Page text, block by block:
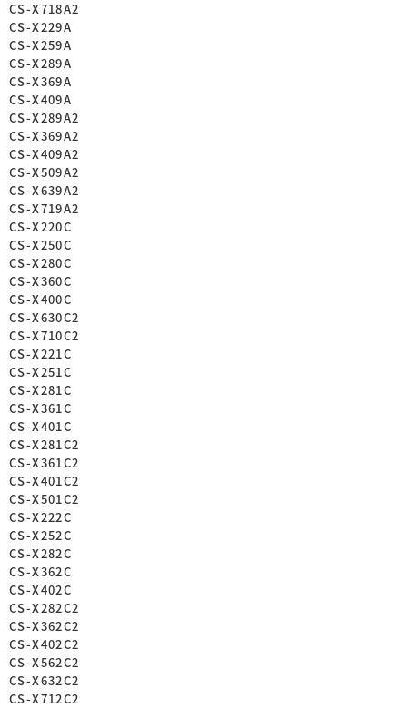
CS-X718A2
CS-X229A
CS-X259A
CS-X289A
CS-X369A
CS-X409A
CS-X289A2
CS-X369A2
CS-X409A2
CS-X509A2
CS-X639A2
CS-X719A2
CS-X220C
CS-X250C
CS-X280C
CS-X360C
CS-X400C
CS-X630C2
CS-X710C2
CS-X221C
CS-X251C
CS-X281C
CS-X361C
CS-X401C
CS-X281C2
CS-X361C2
CS-X401C2
CS-X501C2
CS-X222C
CS-X252C
CS-X282C
CS-X362C
CS-X402C
CS-X282C2
CS-X362C2
CS-X402C2
CS-X562C2
CS-X632C2
CS-X712C2